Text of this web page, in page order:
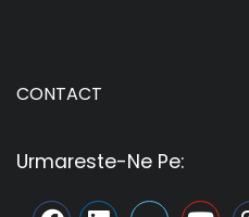
CONTACT
Urmareste-Ne Pe: